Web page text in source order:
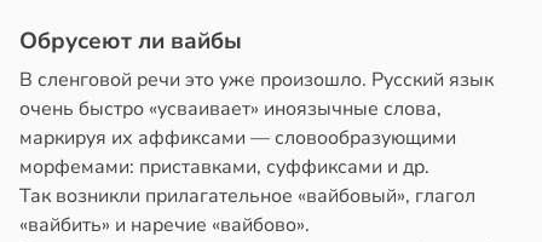
Обрусеют ли вайбы
В сленговой речи это уже произошло. Русский язык
очень быстро «усваивает» иноязычные слова,
маркируя их аффиксами — словообразующими
морфемами: приставками, суффиксами и др.
Так возникли прилагательное «вайбовый», глагол
«вайбить» и наречие «вайбово».